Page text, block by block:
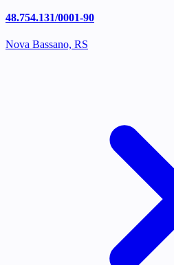
48.754.131/0001-90
Nova Bassano, RS